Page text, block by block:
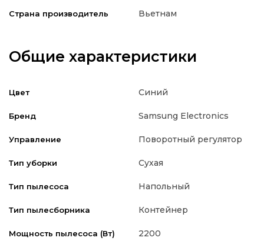
Страна производитель Вьетнам
Общие характеристики
Цвет Синий
Бренд Samsung Electronics
Управление Поворотный регулятор
Тип уборки Сухая
Тип пылесоса Напольный
Тип пылесборника Контейнер
Мощность пылесоса (Вт) 2200